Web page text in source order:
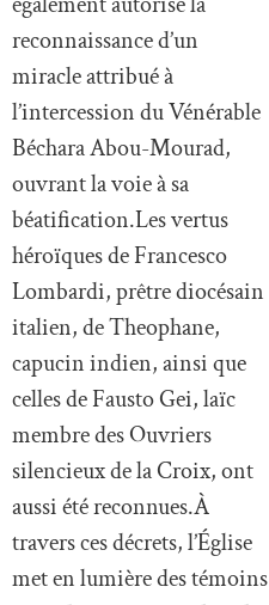
reconnaissance d’un
miracle attribué à
l’intercession du Vénérable
Béchara Abou-Mourad,
ouvrant la voie à sa
béatification.Les vertus
héroïques de Francesco
Lombardi, prêtre diocésain
italien, de Theophane,
capucin indien, ainsi que
celles de Fausto Gei, laïc
membre des Ouvriers
silencieux de la Croix, ont
aussi été reconnues.À
travers ces décrets, l’Église
met en lumière des témoins